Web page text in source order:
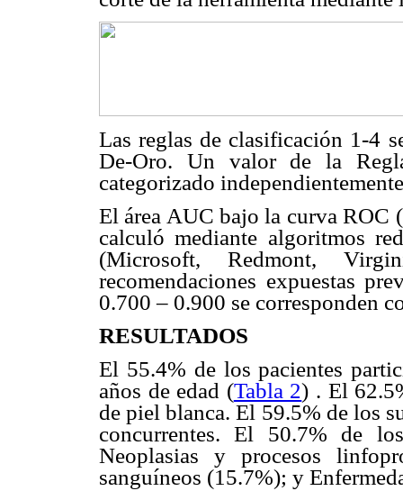
Las reglas de clasificación 1-4
De-Oro. Un valor de la
categorizado
El área AUC bajo la curva ROC
calculó mediante algoritmos
(Microsoft, Redmont,
recomendaciones expuestas
0.700 – 0.900 se corresponden
RESULTADOS
El 55.4% de los pacientes
años de edad (Tabla 2) . El
de piel blanca. El 59.5% de los
concurrentes. El 50.7% de
Neoplasias y procesos
sanguíneos (15.7%); y